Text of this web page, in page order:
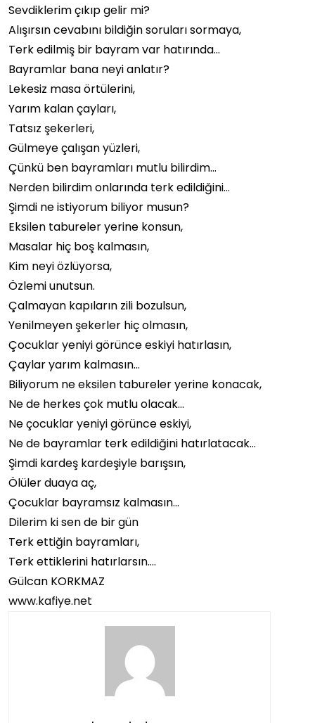
Sevdiklerim çıkıp gelir mi?
Alışırsın cevabını bildiğin soruları sormaya,
Terk edilmiş bir bayram var hatırında…
Bayramlar bana neyi anlatır?
Lekesiz masa örtülerini,
Yarım kalan çayları,
Tatsız şekerleri,
Gülmeye çalışan yüzleri,
Çünkü ben bayramları mutlu bilirdim…
Nerden bilirdim onlarında terk edildiğini…
Şimdi ne istiyorum biliyor musun?
Eksilen tabureler yerine konsun,
Masalar hiç boş kalmasın,
Kim neyi özlüyorsa,
Özlemi unutsun.
Çalmayan kapıların zili bozulsun,
Yenilmeyen şekerler hiç olmasın,
Çocuklar yeniyi görünce eskiyi hatırlasın,
Çaylar yarım kalmasın…
Biliyorum ne eksilen tabureler yerine konacak,
Ne de herkes çok mutlu olacak…
Ne çocuklar yeniyi görünce eskiyi,
Ne de bayramlar terk edildiğini hatırlatacak…
Şimdi kardeş kardeşiyle barışsın,
Ölüler duaya aç,
Çocuklar bayramsız kalmasın…
Dilerim ki sen de bir gün
Terk ettiğin bayramları,
Terk ettiklerini hatırlarsın….
Gülcan KORKMAZ
www.kafiye.net